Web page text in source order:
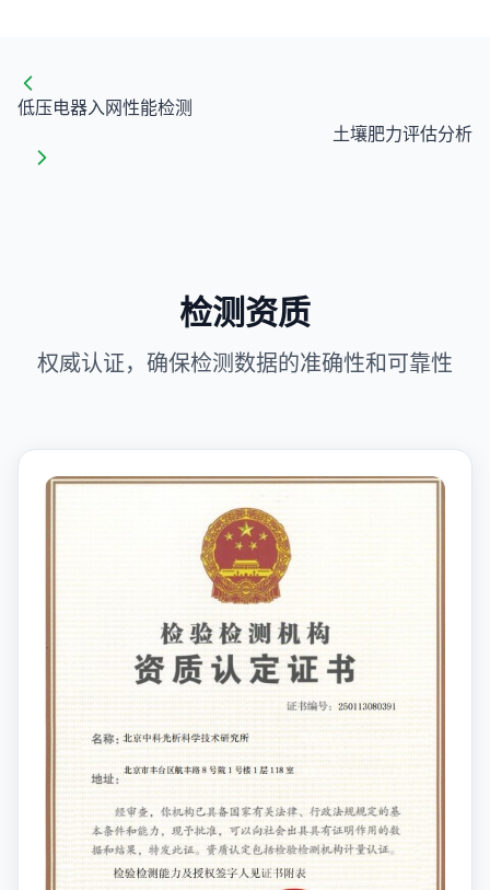
低压电器入网性能检测
土壤肥力评估分析
检测资质
权威认证，确保检测数据的准确性和可靠性